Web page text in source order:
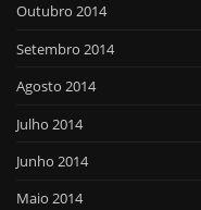
Outubro 2014
Setembro 2014
Agosto 2014
Julho 2014
Junho 2014
Maio 2014